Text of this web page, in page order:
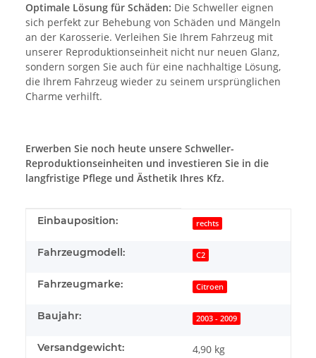
Optimale Lösung für Schäden: Die Schweller eignen
sich perfekt zur Behebung von Schäden und Mängeln
an der Karosserie. Verleihen Sie Ihrem Fahrzeug mit
unserer Reproduktionseinheit nicht nur neuen Glanz,
sondern sorgen Sie auch für eine nachhaltige Lösung,
die Ihrem Fahrzeug wieder zu seinem ursprünglichen
Charme verhilft.
Erwerben Sie noch heute unsere Schweller-
Reproduktionseinheiten und investieren Sie in die
langfristige Pflege und Ästhetik Ihres Kfz.
Produkteigenschaft
Wert
Einbauposition: rechts
Fahrzeugmodell: C2
Fahrzeugmarke: Citroen
Baujahr: 2003 - 2009
Versandgewicht: 4,90 kg